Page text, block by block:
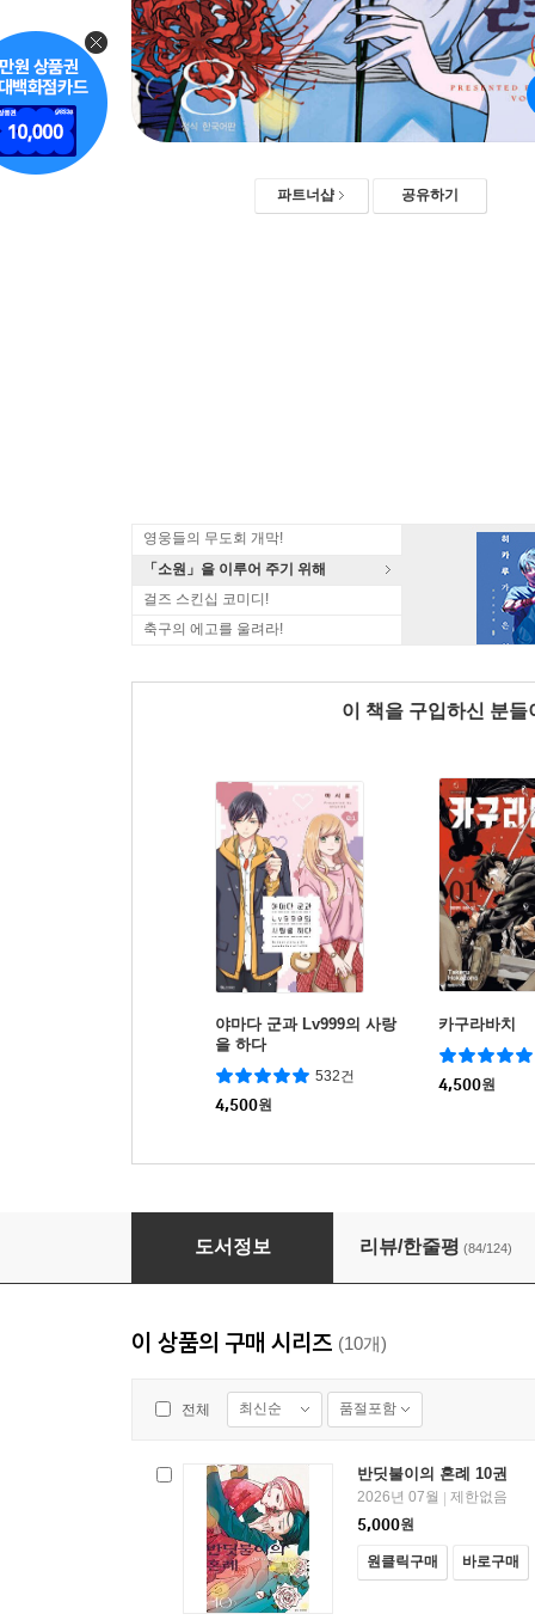
파트너샵 공유하기
영웅들의 무도회 개막!
「소원」을 이루어 주기 위해
걸즈 스킨십 코미디!
축구의 에고를 울려라!
이 책을 구입하신 분
야마다 군과 Lv999의 사랑
을 하다
532건
4,500원
카구라바치
4,500원
반딧불이의 혼례 08권
도서정보 리뷰/한줄평 (84/124)
이 상품의 구매 시리즈 (10개)
전체 최신순 품절포함
반딧불이의 혼례 10권
2026년 07월 | 제한없음
5,000원
원클릭구매 바로구매